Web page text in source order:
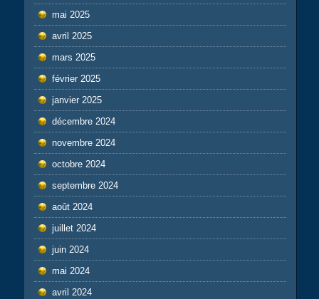
mai 2025
avril 2025
mars 2025
février 2025
janvier 2025
décembre 2024
novembre 2024
octobre 2024
septembre 2024
août 2024
juillet 2024
juin 2024
mai 2024
avril 2024